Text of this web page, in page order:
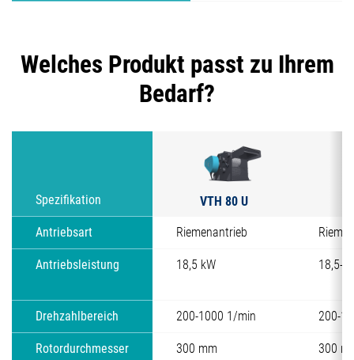
Welches Produkt passt zu Ihrem
Bedarf?
Spezifikation VTH 80 U
Antriebsart Riemenantrieb
Antriebsleistung 18,5 kW 18,5-
Drehzahlbereich 200-1000 1/min 200-
Rotordurchmesser 300 mm 300